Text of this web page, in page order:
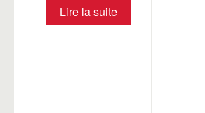
Lire la suite